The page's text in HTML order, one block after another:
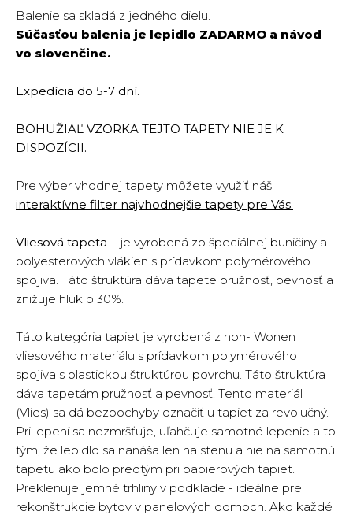
Balenie sa skladá z jedného dielu.
Súčasťou balenia je lepidlo ZADARMO a návod
vo slovenčine.
Expedícia do 5-7 dní.
BOHUŽIAĽ VZORKA TEJTO TAPETY NIE JE K
DISPOZÍCII.
Pre výber vhodnej tapety môžete využiť náš
interaktívne filter najvhodnejšie tapety pre Vás.
Vliesová tapeta – je vyrobená zo špeciálnej buničiny a
polyesterových vlákien s prídavkom polymérového
spojiva. Táto štruktúra dáva tapete pružnosť, pevnosť a
znižuje hluk o 30%.
Táto kategória tapiet je vyrobená z non- Wonen
vliesového materiálu s prídavkom polymérového
spojiva s plastickou štruktúrou povrchu. Táto štruktúra
dáva tapetám pružnosť a pevnosť. Tento materiál
(Vlies) sa dá bezpochyby označiť u tapiet za revolučný.
Pri lepení sa nezmršťuje, uľahčuje samotné lepenie a to
tým, že lepidlo sa nanáša len na stenu a nie na samotnú
tapetu ako bolo predtým pri papierových tapiet.
Preklenuje jemné trhliny v podklade - ideálne pre
rekonštrukcie bytov v panelových domoch. Ako každé